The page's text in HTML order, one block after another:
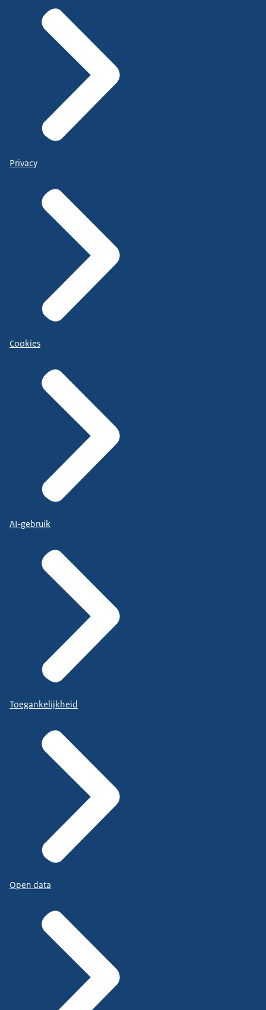
Privacy
Cookies
AI-gebruik
Toegankelijkheid
Open data